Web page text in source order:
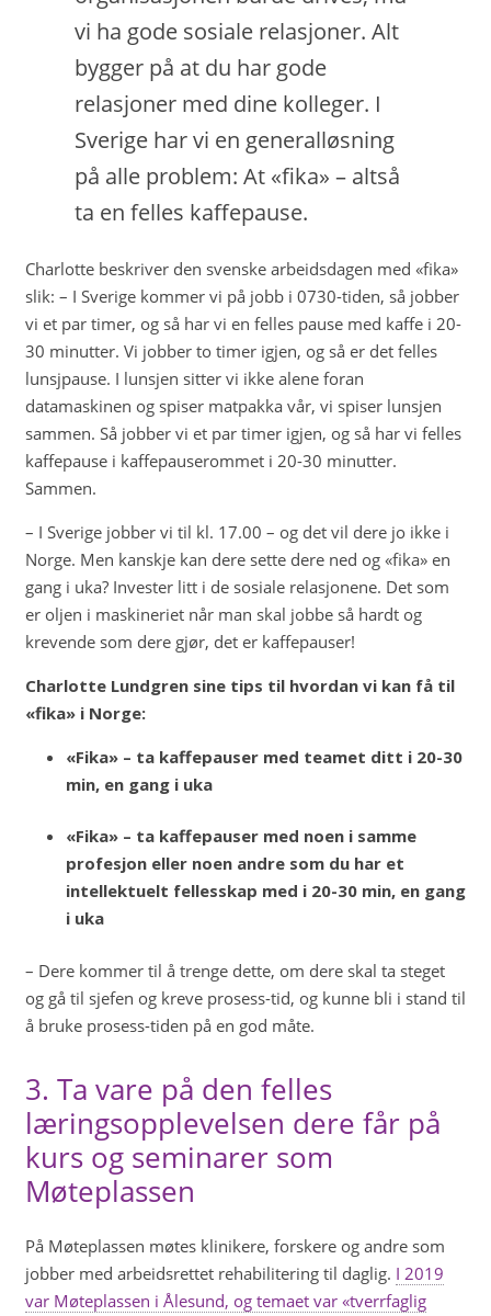
vi ha gode sosiale relasjoner. Alt
bygger på at du har gode
relasjoner med dine kolleger. I
Sverige har vi en generalløsning
på alle problem: At «fika» – altså
ta en felles kaffepause.
Charlotte beskriver den svenske arbeidsdagen med «fika»
slik: – I Sverige kommer vi på jobb i 0730-tiden, så jobber
vi et par timer, og så har vi en felles pause med kaffe i 20-
30 minutter. Vi jobber to timer igjen, og så er det felles
lunsjpause. I lunsjen sitter vi ikke alene foran
datamaskinen og spiser matpakka vår, vi spiser lunsjen
sammen. Så jobber vi et par timer igjen, og så har vi felles
kaffepause i kaffepauserommet i 20-30 minutter.
Sammen.
– I Sverige jobber vi til kl. 17.00 – og det vil dere jo ikke i
Norge. Men kanskje kan dere sette dere ned og «fika» en
gang i uka? Invester litt i de sosiale relasjonene. Det som
er oljen i maskineriet når man skal jobbe så hardt og
krevende som dere gjør, det er kaffepauser!
Charlotte Lundgren sine tips til hvordan vi kan få til
«fika» i Norge:
«Fika» – ta kaffepauser med teamet ditt i 20-30
min, en gang i uka
«Fika» – ta kaffepauser med noen i samme
profesjon eller noen andre som du har et
intellektuelt fellesskap med i 20-30 min, en gang
i uka
– Dere kommer til å trenge dette, om dere skal ta steget
og gå til sjefen og kreve prosess-tid, og kunne bli i stand til
å bruke prosess-tiden på en god måte.
3. Ta vare på den felles
læringsopplevelsen dere får på
kurs og seminarer som
Møteplassen
På Møteplassen møtes klinikere, forskere og andre som
jobber med arbeidsrettet rehabilitering til daglig. I 2019
var Møteplassen i Ålesund, og temaet var «tverrfaglig